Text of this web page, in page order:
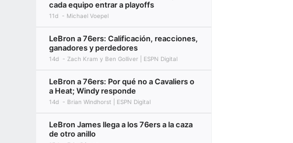
cada equipo entrar a playoffs
11d Michael Voepel
LeBron a 76ers: Calificación, reacciones,
ganadores y perdedores
14d Zach Kram y Ben Golliver | ESPN Digital
LeBron a 76ers: Por qué no a Cavaliers o
a Heat; Windy responde
14d Brian Windhorst | ESPN Digital
LeBron James llega a los 76ers a la caza
de otro anillo